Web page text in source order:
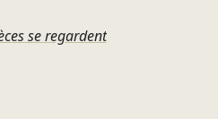
se regardent